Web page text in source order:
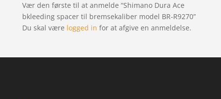
Vær den første til at anmelde “Shimano Dura Ace
bkleeding spacer til bremsekaliber model BR-R9270”
Du skal være logged in for at afgive en anmeldelse.